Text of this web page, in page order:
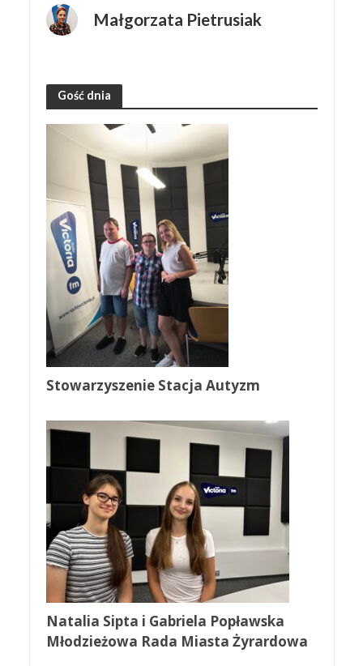
Małgorzata Pietrusiak
Gość dnia
Stowarzyszenie Stacja Autyzm
Natalia Sipta i Gabriela Popławska
Młodzieżowa Rada Miasta Żyrardowa